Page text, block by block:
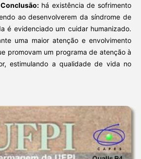
Conclusão:há existência de sofrimento
ao desenvolverem da síndrome de
é evidenciado um cuidar humanizado.
uma maior atenção e envolvimento
promovam um programa de atenção à
estimulando a qualidade de vida no